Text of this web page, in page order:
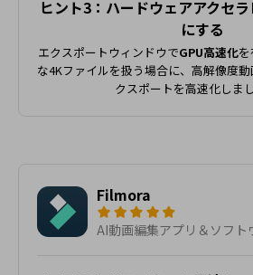
ヒント3：ハードウェアアクセ
にする
エクスポートウィンドウでGPU高速化
な4Kファイルを扱う場合に、高解像度
クスポートを高速化しまし
Filmora
AI動画編集アプリ＆ソフト